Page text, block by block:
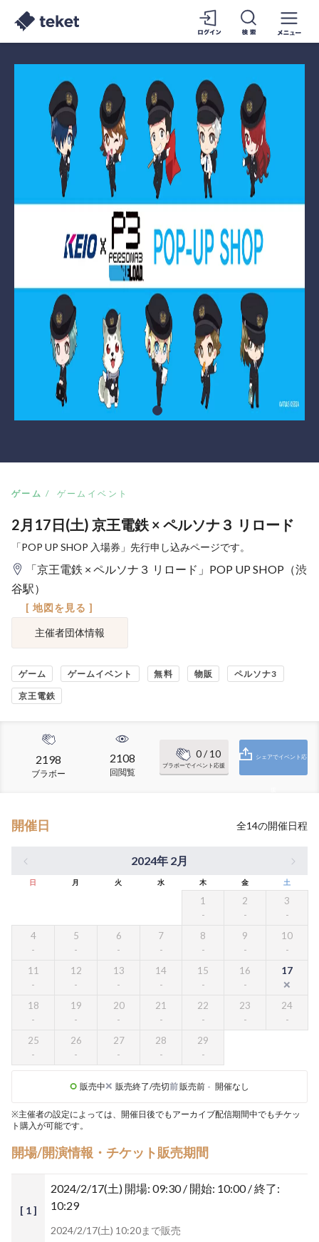
ゲーム ゲームイベント
2月17日(土) 京王電鉄 × ペルソナ３ リロード
「POP UP SHOP 入場券」先行申し込みページです。
「京王電鉄 × ペルソナ３ リロード」POP UP SHOP（渋
谷駅）
[ 地図を見る ]
主催者団体情報
ゲーム ゲームイベント 無料 物販 ペルソナ3
京王電鉄
2198
ブラボー
2108
回閲覧
0/ 10
ブラボーでイベント応援
シェアでイベント応
開催日 全14の開催日程
2024年 2月
日 月 火 水 木 金 土
1 2 3
4 5 6 7 8 9 10
11 12 13 14 15 16 17
18 19 20 21 22 23 24
25 26 27 28 29
販売中 販売終了/売切前販売前 - 開催なし
※主催者の設定によっては、開催日後でもアーカイブ配信期間中でもチケッ
ト購入が可能です。
開場/開演情報・チケット販売期間
[ 1 ]
2024/2/17(土) 開場: 09:30 / 開始: 10:00 / 終了:
10:29
2024/2/17(土) 10:20まで販売